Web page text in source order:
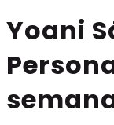
Yoani